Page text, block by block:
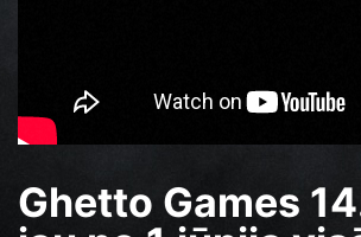
Ghetto Games